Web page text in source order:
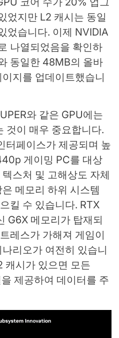
었지만 L2 캐시는 동일
었습니다. 이제 NVIDIA
나열되었음을 확인하
동일한 48MB의 올바
지를 업데이트했습니
와 같은 GPU에는
것이 매우 중요합니다.
터페이스가 제공되며 높
게이밍 PC를 대상
스처 및 고해상도 자체
메모리 하위 시스템
킬 수 있습니다. RTX
G6X 메모리가 탑재되
레스가 가해져 게임이
리오가 여전히 있습니
캐시가 있으면 모든
제공하여 데이터를 주